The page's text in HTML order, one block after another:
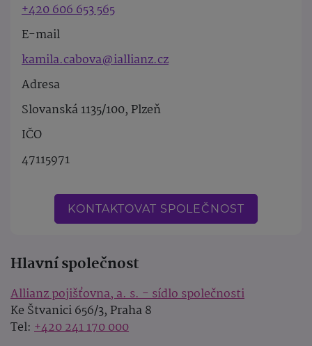
+420 606 653 565
E-mail
kamila.cabova@iallianz.cz
Adresa
Slovanská 1135/100, Plzeň
IČO
47115971
KONTAKTOVAT SPOLEČNOST
Hlavní společnost
Allianz pojišťovna, a. s. - sídlo společnosti
Ke Štvanici 656/3, Praha 8
Tel: +420 241 170 000